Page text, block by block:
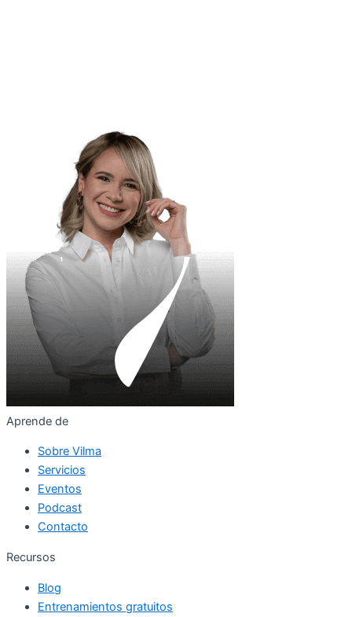
Aprende de
Sobre Vilma
Servicios
Eventos
Podcast
Contacto
Recursos
Blog
Entrenamientos gratuitos